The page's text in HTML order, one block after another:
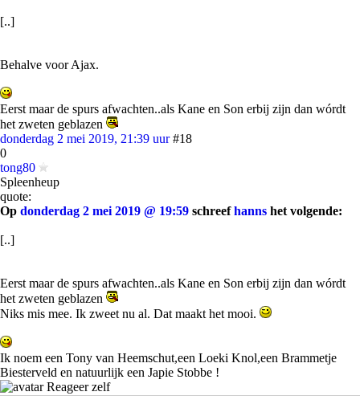
[..]
Behalve voor Ajax.
Eerst maar de spurs afwachten..als Kane en Son erbij zijn dan wórdt
het zweten geblazen
donderdag 2 mei 2019, 21:39 uur #18
0
tong80
Spleenheup
quote:
Op donderdag 2 mei 2019 @ 19:59 schreefhanns het volgende:
[..]
Eerst maar de spurs afwachten..als Kane en Son erbij zijn dan wórdt
het zweten geblazen
Niks mis mee. Ik zweet nu al. Dat maakt het mooi.
Ik noem een Tony van Heemschut,een Loeki Knol,een Brammetje
Biesterveld en natuurlijk een Japie Stobbe !
Reageer zelf